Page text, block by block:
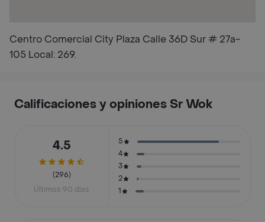
Centro Comercial City Plaza Calle 36D Sur # 27a-
105 Local: 269.
Calificaciones y opiniones Sr Wok
4.5
(296)
Últimos 90 días
5
4
3
2
1